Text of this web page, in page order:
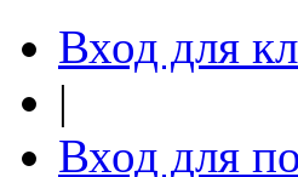
Вход для
|
Вход для